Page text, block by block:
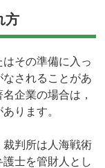
方
その準備に入っ
されることがあ
企業の場合は，
ります。
判所は人海戦術
士を管財人とし